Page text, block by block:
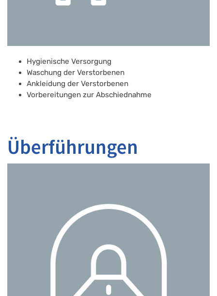
Hygienische Versorgung
Waschung der Verstorbenen
Ankleidung der Verstorbenen
Vorbereitungen zur Abschiednahme
Überführungen